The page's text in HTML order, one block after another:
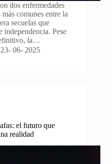
dos enfermedades
comunes entre la
secuelas que
independencia. Pese
la…
23- 06- 2025
el futuro que
realidad